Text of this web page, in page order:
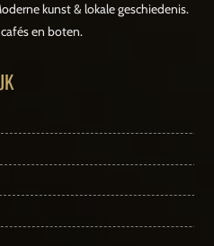
kunst & lokale geschiedenis.
en boten.